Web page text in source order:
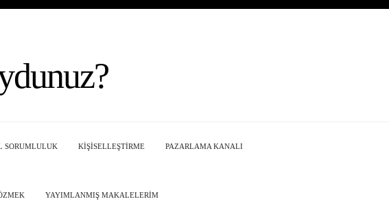
SORUMLULUK KIŞISELLEŞTIRME PAZARLAMA KANALI
YAYIMLANMIŞ MAKALELERIM